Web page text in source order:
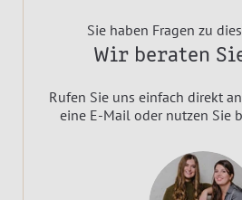
Sie haben Fragen zu
Wir beraten
Rufen Sie uns einfach direkt
eine E-Mail oder nutzen Sie